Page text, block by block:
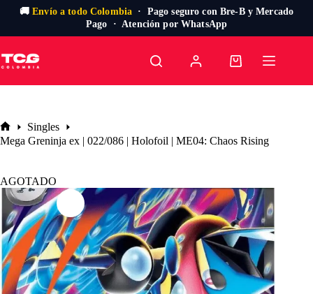
🚚Envío a todo Colombia · Pago seguro con Bre-B y Mercado
Pago · Atención por WhatsApp
al
contenido
Carro
Inicio
Singles
Mega Greninja ex | 022/086 | Holofoil | ME04: Chaos Rising
AGOTADO